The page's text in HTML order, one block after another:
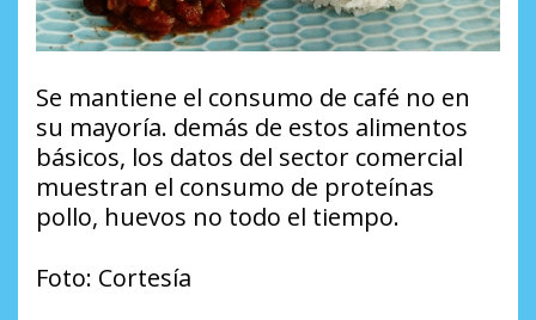
Se mantiene el consumo de café no en
su mayoría. demás de estos alimentos
básicos, los datos del sector comercial
muestran el consumo de proteínas
pollo, huevos no todo el tiempo.
Foto: Cortesía